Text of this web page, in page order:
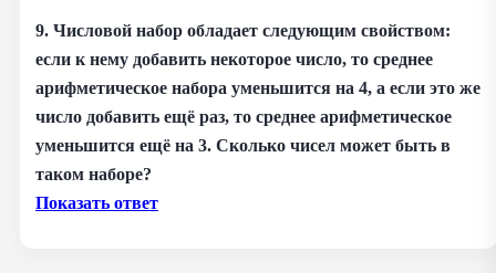
9. Числовой набор обладает следующим свойством:
если к нему добавить некоторое число, то среднее
арифметическое набора уменьшится на 4, а если это же
число добавить ещё раз, то среднее арифметическое
уменьшится ещё на 3. Сколько чисел может быть в
таком наборе?
Показать ответ